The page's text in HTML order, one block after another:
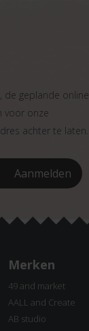
geplande online
voor onze
achter te laten.
Merken
49 and market
AALL and Create
AB studio